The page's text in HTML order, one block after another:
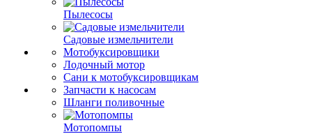
Пылесосы
Садовые измельчители
Мотобуксировщики
Лодочный мотор
Сани к мотобуксировщикам
Запчасти к насосам
Шланги поливочные
Мотопомпы